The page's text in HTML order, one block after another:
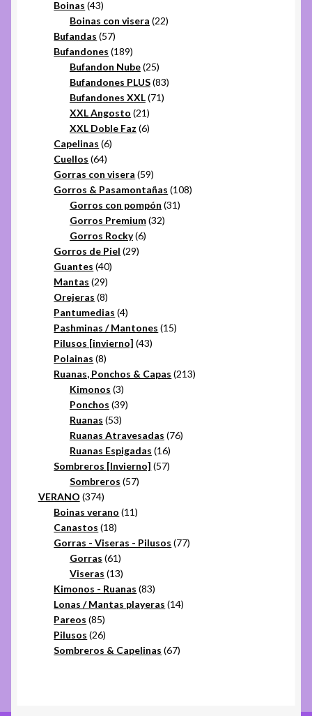
Boinas 4343
productos
Boinas con visera 2222
Bufandas 5757
productos
Bufandones 189189
productos
Bufandon Nube 2525
productos
Bufandones PLUS 8383
Bufandones XXL 7171
XXL Angosto 2121
productos
XXL Doble Faz 66
Capelinas 66
Cuellos 6464
productos
Gorras con visera 5959
productos
Gorros & Pasamontañas 108108
Gorros con pompón 3131
Gorros Premium 3232
Gorros Rocky 66
Gorros de Piel 2929
Guantes 4040
Mantas 2929
productos
Orejeras 88
productos
Pantumedias 44
productos
Pashminas / Mantones 1515
Pilusos [invierno] 4343
Polainas 88
productos
Ruanas, Ponchos & Capas 213213
Kimonos 33
productos
Ponchos 3939
Ruanas 5353
productos
Ruanas Atravesadas 7676
Ruanas Espigadas 1616
productos
Sombreros [Invierno] 5757
Sombreros 5757
VERANO 374374
productos
Boinas verano 1111
Canastos 1818
productos
Gorras - Viseras - Pilusos 7777
Gorras 6161
productos
Viseras 1313
productos
Kimonos - Ruanas 8383
productos
Lonas / Mantas playeras 1414
Pareos 8585
productos
Pilusos 2626
productos
Sombreros & Capelinas 6767